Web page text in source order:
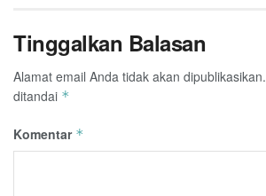
Tinggalkan Balasan
Alamat email Anda tidak akan dipublikasikan.
ditandai *
Komentar *